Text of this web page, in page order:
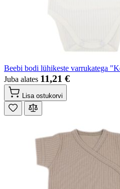
Beebi bodi lühikeste varrukatega
Juba alates 11,21 €
Lisa ostukorvi